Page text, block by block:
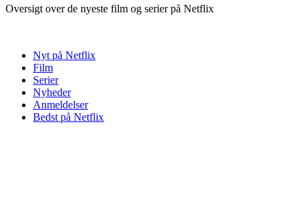
Oversigt over de nyeste film og serier på Netflix
Nyt på Netflix
Film
Serier
Nyheder
Anmeldelser
Bedst på Netflix